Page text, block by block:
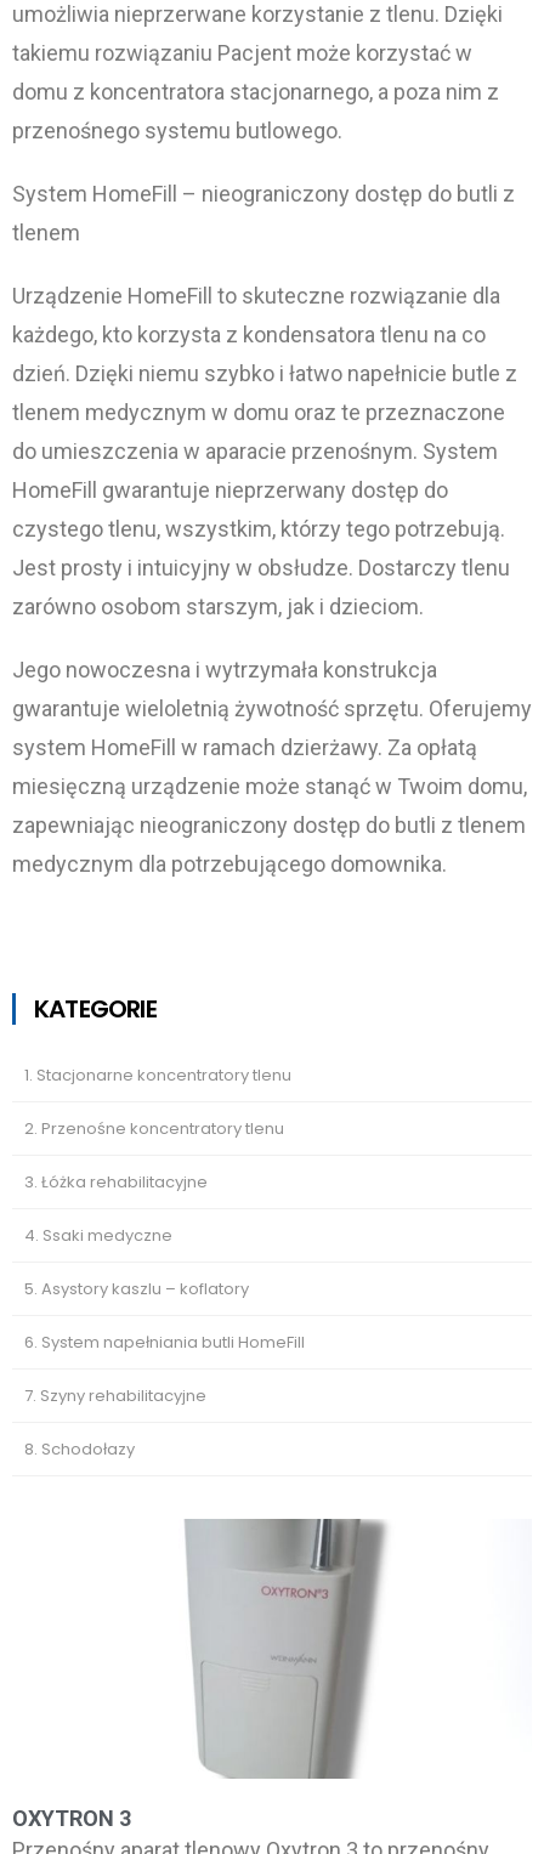
umożliwia nieprzerwane korzystanie z tlenu. Dzięki
takiemu rozwiązaniu Pacjent może korzystać w
domu z koncentratora stacjonarnego, a poza nim z
przenośnego systemu butlowego.
System HomeFill – nieograniczony dostęp do butli z
tlenem
Urządzenie HomeFill to skuteczne rozwiązanie dla
każdego, kto korzysta z kondensatora tlenu na co
dzień. Dzięki niemu szybko i łatwo napełnicie butle z
tlenem medycznym w domu oraz te przeznaczone
do umieszczenia w aparacie przenośnym. System
HomeFill gwarantuje nieprzerwany dostęp do
czystego tlenu, wszystkim, którzy tego potrzebują.
Jest prosty i intuicyjny w obsłudze. Dostarczy tlenu
zarówno osobom starszym, jak i dzieciom.
Jego nowoczesna i wytrzymała konstrukcja
gwarantuje wieloletnią żywotność sprzętu. Oferujemy
system HomeFill w ramach dzierżawy. Za opłatą
miesięczną urządzenie może stanąć w Twoim domu,
zapewniając nieograniczony dostęp do butli z tlenem
medycznym dla potrzebującego domownika.
KATEGORIE
1. Stacjonarne koncentratory tlenu
2. Przenośne koncentratory tlenu
3. Łóżka rehabilitacyjne
4. Ssaki medyczne
5. Asystory kaszlu – koflatory
6. System napełniania butli HomeFill
7. Szyny rehabilitacyjne
8. Schodołazy
OXYTRON 3